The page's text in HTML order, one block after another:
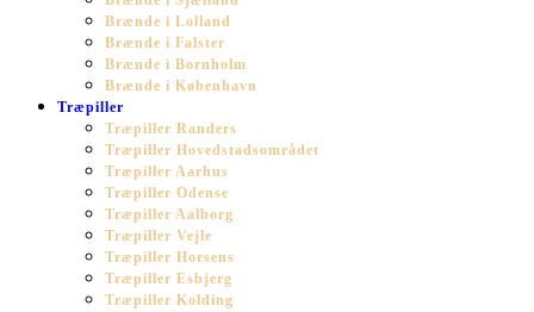
Brænde i Lolland
Brænde i Falster
Brænde i Bornholm
Brænde i København
Træpiller
Træpiller Randers
Træpiller Hovedstadsområdet
Træpiller Aarhus
Træpiller Odense
Træpiller Aalborg
Træpiller Vejle
Træpiller Horsens
Træpiller Esbjerg
Træpiller Kolding